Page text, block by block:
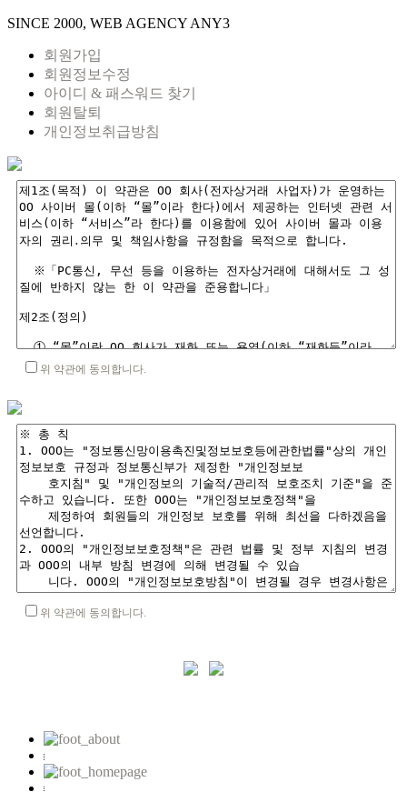
SINCE 2000, WEB AGENCY ANY3
회원가입
회원정보수정
아이디 & 패스워드 찾기
회원탈퇴
개인정보취급방침
위 약관에 동의합니다.
위 약관에 동의합니다.